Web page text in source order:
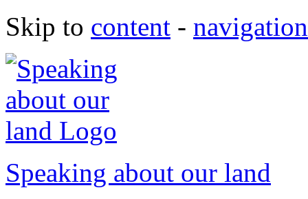
Skip to content - navigation
Speaking about our land